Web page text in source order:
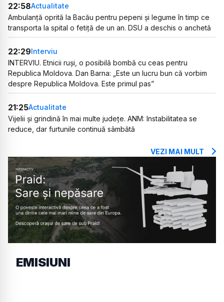
22:58Actualitate
Ambulanță oprită la Bacău pentru pepeni și legume în timp ce
transporta la spital o fetiță de un an. DSU a deschis o anchetă
22:29 Interviu
INTERVIU. Etnicii ruși, o posibilă bombă cu ceas pentru
Republica Moldova. Dan Barna: „Este un lucru bun că vorbim
despre Republica Moldova. Este primul pas”
21:25Actualitate
Vijelii și grindină în mai multe județe. ANM: Instabilitatea se
reduce, dar furtunile continuă sâmbătă
VEZI MAI MULT
EMISIUNI